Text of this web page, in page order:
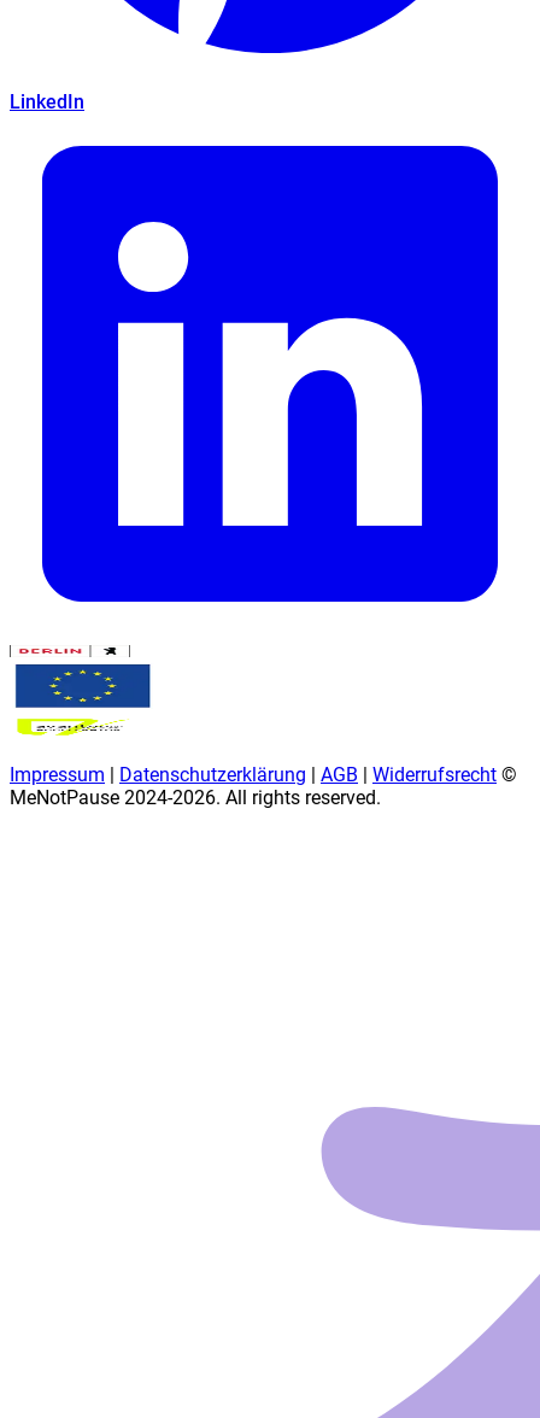
LinkedIn
Impressum Datenschutzerklärung AGB Widerrufsrecht ©
MeNotPause 2024-2026. All rights reserved.